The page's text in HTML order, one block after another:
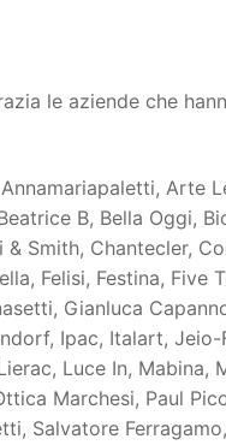
le aziende che
Arte
B, Bella Oggi,
& Smith, Chantecler,
Felisi, Festina, Five
Gianluca
Ipac, Italart, Jeio-
Luce In, Mabina,
Marchesi, Paul
Salvatore